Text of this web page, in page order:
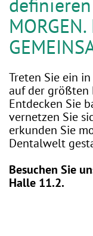
Treten Sie ein
auf der größten
Entdecken Sie
vernetzen Sie
erkunden Sie
Dentalwelt
Besuchen Sie
Halle 11.2.